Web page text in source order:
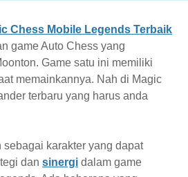
Chess Mobile Legends Terbaik
game Auto Chess yang
Game satu ini memiliki
memainkannya. Nah di Magic
terbaru yang harus anda
karakter yang dapat
dan sinergi dalam game